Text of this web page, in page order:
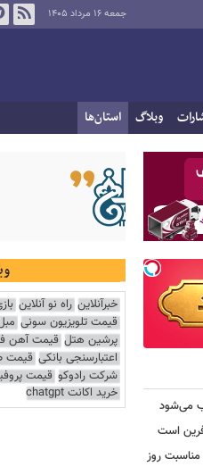
جمعه ۱۶ مرداد ۱۴۰۵
وبلاگ استان‌ها
می‌شود
است
مناسبت روز
خبرآنلاین راه نو آنلاین
قیمت تلویزیون سونی
پرشین هتل قیمت آهن
اعتبارسنجی بانکی قیمت
شرکت رادوکو قیمت
خرید اکانت chatgpt